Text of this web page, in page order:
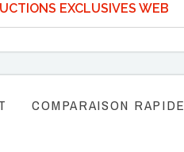
EXCLUSIVES WEB
COMPARAISON RAPIDE